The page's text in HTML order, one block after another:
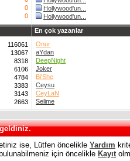
0
0
Hollywood'un...
Hollywood'un...
En çok yazanlar
116061
13067
8318
6106
4784
3383
3143
2663
Onur
aYdan
DeepNight
Joker
Bi'She
Ceysu
CeyLaN
Selime
ise, Lütfen öncelikle Yardım
için öncelikle Kayıt